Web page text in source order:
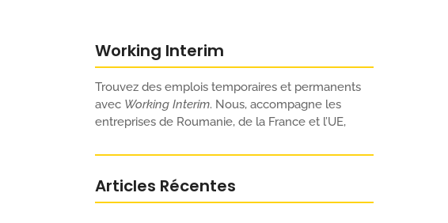
Working Interim
Trouvez des emplois temporaires et permanents
avec Working Interim. Nous, accompagne les
entreprises de Roumanie, de la France et l’UE,
Articles Récentes